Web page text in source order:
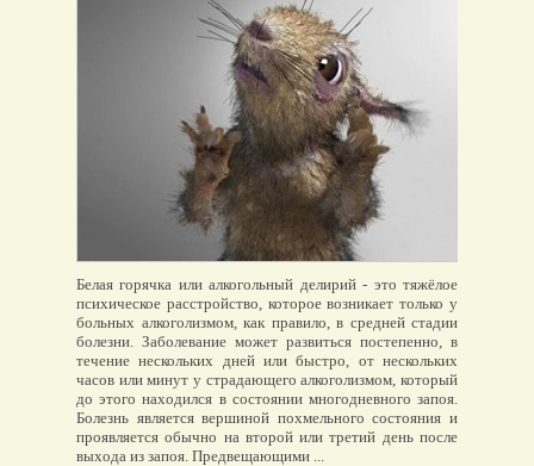
Белая горячка или алкогольный делирий - это тяжёлое
психическое расстройство, которое возникает только у
больных алкоголизмом, как правило, в средней стадии
болезни. Заболевание может развиться постепенно, в
течение нескольких дней или быстро, от нескольких
часов или минут у страдающего алкоголизмом, который
до этого находился в состоянии многодневного запоя.
Болезнь является вершиной похмельного состояния и
проявляется обычно на второй или третий день после
выхода из запоя. Предвещающими ...